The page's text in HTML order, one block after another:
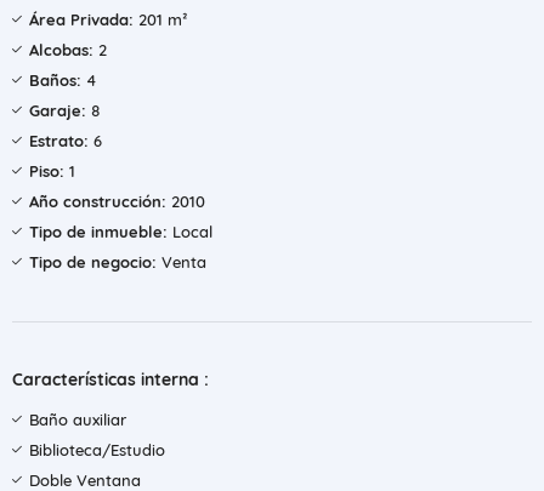
Área Privada: 201 m²
Alcobas: 2
Baños: 4
Garaje: 8
Estrato: 6
Piso: 1
Año construcción: 2010
Tipo de inmueble: Local
Tipo de negocio: Venta
Características interna :
Baño auxiliar
Biblioteca/Estudio
Doble Ventana